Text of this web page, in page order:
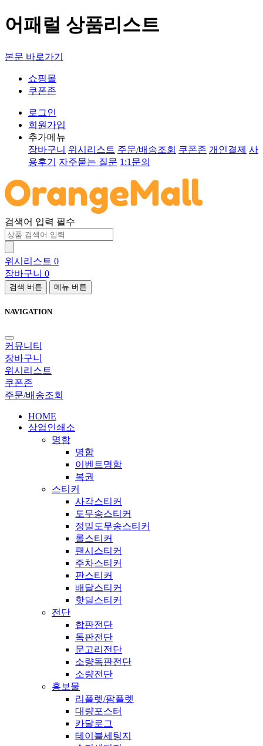
어패럴 상품리스트
본문 바로가기
쇼핑몰
쿠폰존
로그인
회원가입
추가메뉴
장바구니 위시리스트 주문/배송조회 쿠폰존 개인결제 사
용후기
자주묻는 질문 1:1문의
검색어 입력 필수
위시리스트 0
장바구니 0
검색 버튼 메뉴 버튼
NAVIGATION
커뮤니티
장바구니
위시리스트
쿠폰존
주문/배송조회
HOME
상업인쇄소
명함
명함
이벤트명함
복권
스티커
사각스티커
도무송스티커
정밀도무송스티커
롤스티커
팬시스티커
주차스티커
판스티커
배달스티커
핫딜스티커
전단
합판전단
독판전단
문고리전단
소량독판전단
소량전단
홍보물
리플렛/팜플렛
대량포스터
카달로그
테이블세팅지